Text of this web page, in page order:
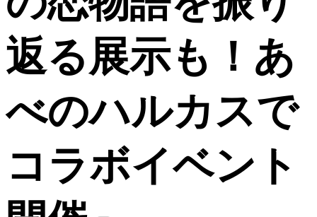
返る展示も！あ
べのハルカスで
コラボイベント